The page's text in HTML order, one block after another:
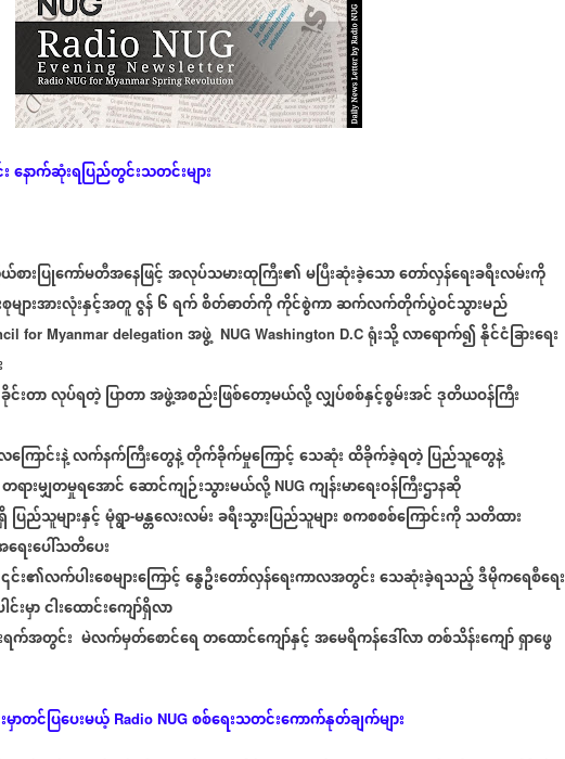
နောက်ဆုံးရပြည်တွင်းသတင်းများ
ားပြုကော်မတီအနေဖြင့်အလုပ်သမားထုကြီး၏မပြီးဆုံးခဲ့သောတော်လှန်ရေးခရီးလမ်းကို
များအားလုံးနှင့်အတူဇွန်၆ရက်စိတ်ဓာတ်ကိုကိုင်စွဲကာဆက်လက်တိုက်ပွဲဝင်သွားမည်
for Myanmar delegation အဖွဲ့ NUG Washington D.C ရုံးသို့လာရောက်၍နိုင်ငံခြားရေး
ခိုင်းတာလုပ်ရတဲ့ပြာတာအဖွဲ့အစည်းဖြစ်တော့မယ်လို့လျှပ်စစ်နှင့်စွမ်းအင်ဒုတိယဝန်ကြီး
ကြောင်းနဲ့လက်နက်ကြီးတွေနဲ့တိုက်ခိုက်မှုကြောင့်သေဆုံးထိခိုက်ခဲ့ရတဲ့ပြည်သူတွေနဲ့
တရားမျှတမှုရအောင်ဆောင်ကျဉ်းသွားမယ်လို့ NUG ကျန်းမာရေးဝန်ကြီးဌာနဆို
ပြည်သူများနှင့်မုံရွာ-မန္တလေးလမ်းခရီးသွားပြည်သူများစကစစစ်ကြောင်းကိုသတိထား
ေးပေါ်သတိပေး
၎င်း၏လက်ပါးစေများကြောင့်နွေဦးတော်လှန်ရေးကာလအတွင်းသေဆုံးခဲ့ရသည့်ဒီမိုကရေစီရေး
င်းမှာငါးထောင်းကျော်ရှိလာ
ရက်အတွင်း မဲလက်မှတ်စောင်ရေတထောင်ကျော်နှင့်အမေရိကန်ဒေါ်လာတစ်သိန်းကျော်ရှာဖွေ
ာတင်ပြပေးမယ့် Radio NUG စစ်ရေးသတင်းကောက်နုတ်ချက်များ